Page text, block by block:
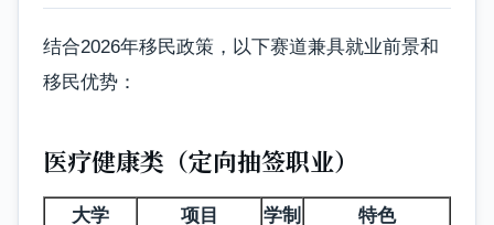
结合2026年移民政策，以下赛道兼具就业前景和
移民优势：
医疗健康类（定向抽签职业）
大学 项目 学制
特色